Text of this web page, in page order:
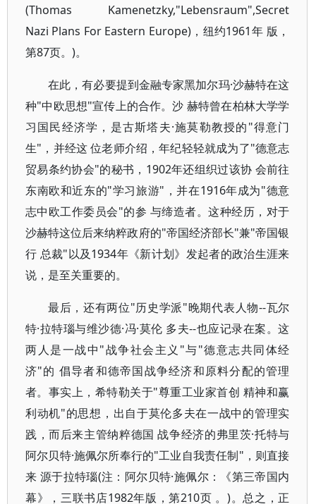
(Thomas Kamenetzky,"Lebensraum",Secret
Nazi Plans For Eastern Europe)，纽约1961年 版，
第87页。)。
在此，有必要提到金融专家黑加尔玛·沙赫特在这
种"中欧思想"宣传上的合作。沙 赫特曾在柏林大学学
习国民经济学，是古斯塔夫·施莫勒教授的"得意门
生"，并经这 位老师介绍，年纪轻轻就成为了"德意志
贸易条约协会"的秘书，1902年还组织过该协 会前往
东南欧和近东的"学习旅游"，并在1916年成为"德意
志中欧工作委员会"的参 与缔造者。这种经历，对于
沙赫特这位后来纳粹政府的"帝国经济部长"兼"帝国银
行 总裁"以及1934年《新计划》发起者的政治生涯来
说，是至关重要的。
最后，还有两位"历史学派"晚期代表人物--瓦尔
特·拉特瑙与维沙德·冯·莫伦 多夫--也应记录在案。这
两人是一战中"战争社会主义"与"德意志共同体经
济"的 倡导者和德帝国战争经济和原料分配的管理
者。事实上，希特勒关于"尊重工业家首创 精神和赢
利动机"的思想，出自于莫伦多夫在一战中的管理实
践，而后来主管纳粹德国 战争经济的弗里茨·托特与
阿尔贝特·施佩尔所奉行的"工业自我责任制"，则直接
来 源于拉特瑙(注：阿尔贝特·施佩尔：《第三帝国内
幕》，三联书店1982年版，第210页 。)。总之，正